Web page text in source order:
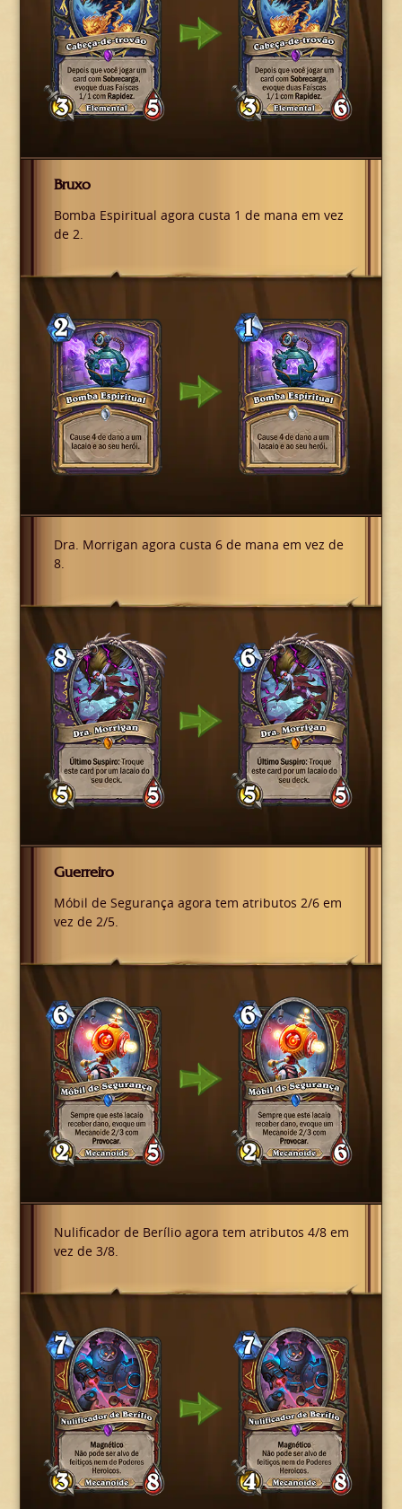
Bruxo
Bomba Espiritual agora custa 1 de mana em vez
de 2.
Dra. Morrigan agora custa 6 de mana em vez de
8.
Guerreiro
Móbil de Segurança agora tem atributos 2/6 em
vez de 2/5.
Nulificador de Berílio agora tem atributos 4/8 em
vez de 3/8.